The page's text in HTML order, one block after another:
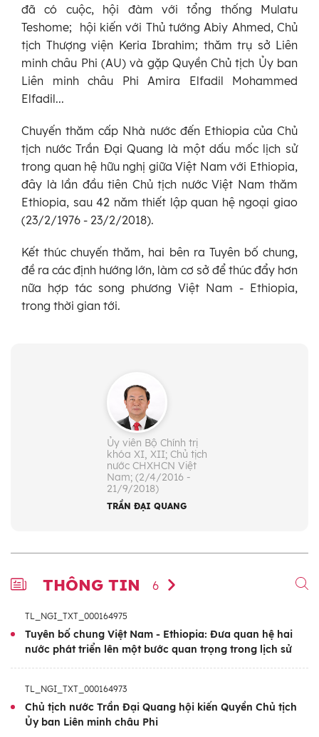
đã có cuộc, hội đàm với tổng thống Mulatu
Teshome; hội kiến với Thủ tướng Abiy Ahmed, Chủ
tịch Thượng viện Keria Ibrahim; thăm trụ sở Liên
minh châu Phi (AU) và gặp Quyền Chủ tịch Ủy ban
Liên minh châu Phi Amira Elfadil Mohammed
Elfadil...
Chuyến thăm cấp Nhà nước đến Ethiopia của Chủ
tịch nước Trần Đại Quang là một dấu mốc lịch sử
trong quan hệ hữu nghị giữa Việt Nam với Ethiopia,
đây là lần đầu tiên Chủ tịch nước Việt Nam thăm
Ethiopia, sau 42 năm thiết lập quan hệ ngoại giao
(23/2/1976 - 23/2/2018).
Kết thúc chuyến thăm, hai bên ra Tuyên bố chung,
đề ra các định hướng lớn, làm cơ sở để thúc đẩy hơn
nữa hợp tác song phương Việt Nam - Ethiopia,
trong thời gian tới.
Ủy viên Bộ Chính trị
khóa XI, XII; Chủ tịch
nước CHXHCN Việt
Nam; (2/4/2016 -
21/9/2018)
TRẦN ĐẠI QUANG
THÔNG TIN 6
TL_NGI_TXT_000164975
Tuyên bố chung Việt Nam - Ethiopia: Đưa quan hệ hai
nước phát triển lên một bước quan trọng trong lịch sử
TL_NGI_TXT_000164973
Chủ tịch nước Trần Đại Quang hội kiến Quyền Chủ tịch
Ủy ban Liên minh châu Phi